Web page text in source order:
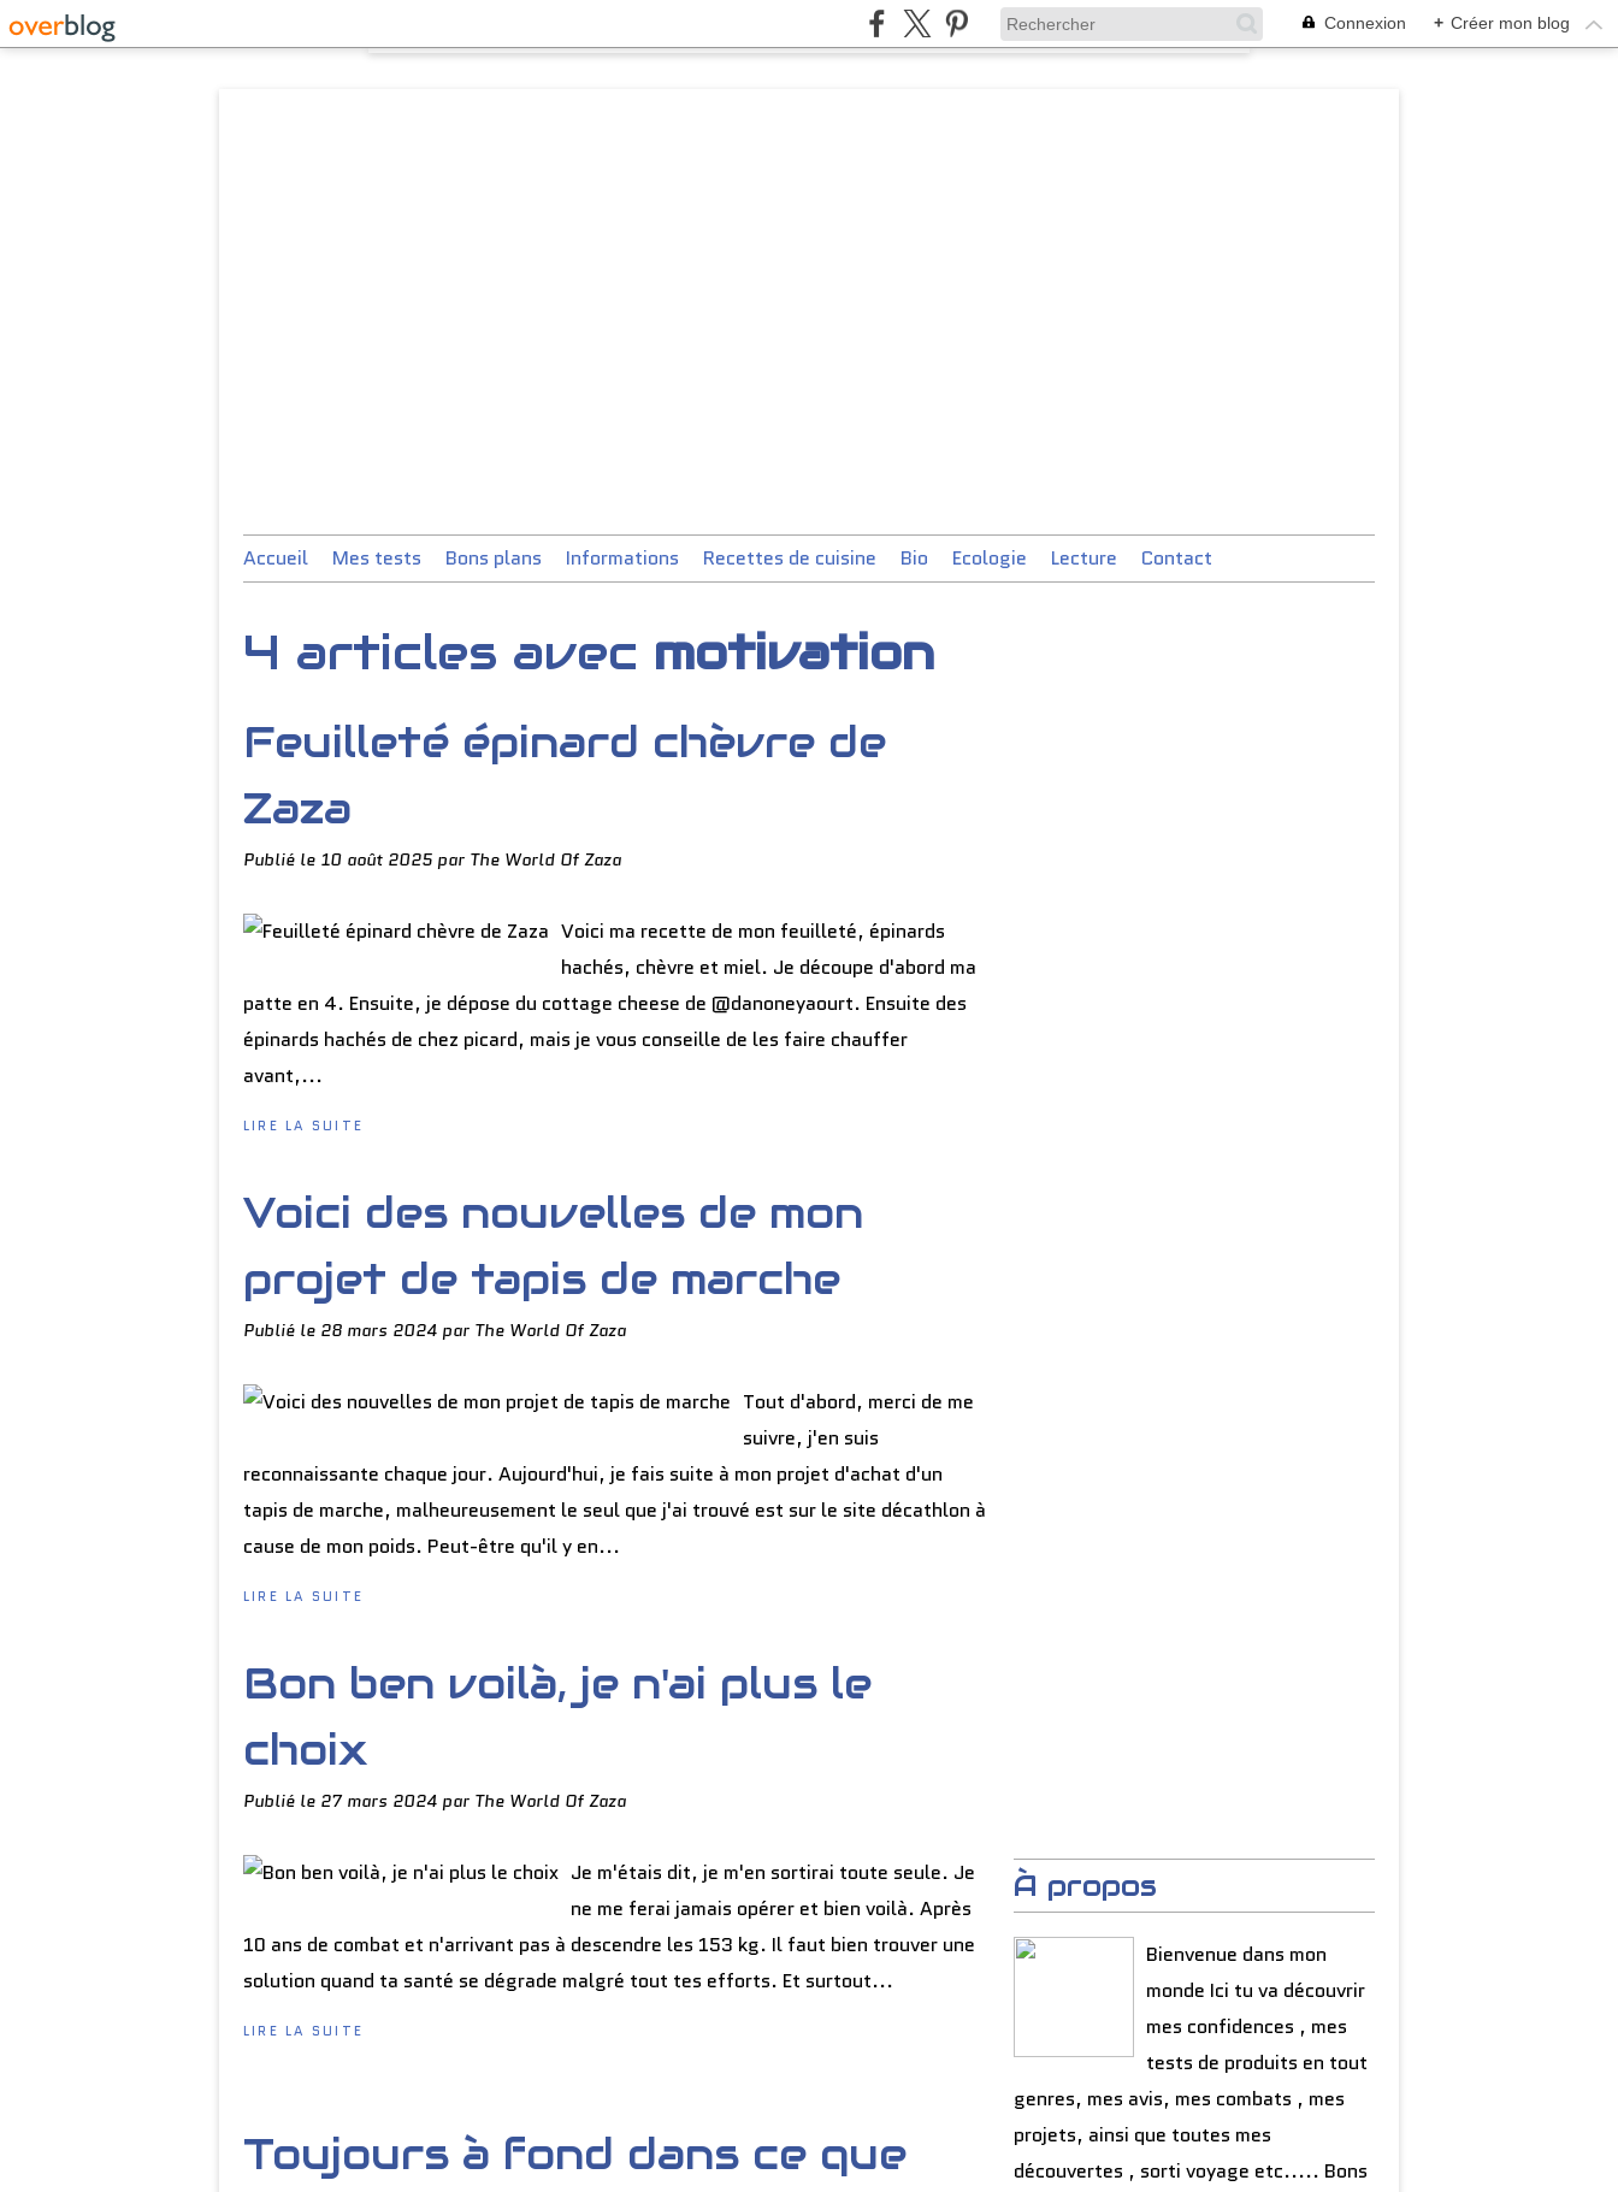
Connexion + Créer mon blog
Accueil Mes tests Bons plans Informations Recettes de cuisine Bio Ecologie Lecture Contact
4 articles avec motivation
Feuilleté épinard chèvre de
Zaza
Publié le 10 août 2025 par The World Of Zaza
Voici ma recette de mon feuilleté, épinards
hachés, chèvre et miel. Je découpe d'abord ma
patte en 4. Ensuite, je dépose du cottage cheese de @danoneyaourt. Ensuite des
épinards hachés de chez picard, mais je vous conseille de les faire chauffer
avant,...
LIRE LA SUITE
Voici des nouvelles de mon
projet de tapis de marche
Publié le 28 mars 2024 par The World Of Zaza
Tout d'abord, merci de me
suivre, j'en suis
reconnaissante chaque jour. Aujourd'hui, je fais suite à mon projet d'achat d'un
tapis de marche, malheureusement le seul que j'ai trouvé est sur le site décathlon à
cause de mon poids. Peut-être qu'il y en...
LIRE LA SUITE
Bon ben voilà, je n'ai plus le
choix
Publié le 27 mars 2024 par The World Of Zaza
Je m'étais dit, je m'en sortirai toute seule. Je
ne me ferai jamais opérer et bien voilà. Après
10 ans de combat et n'arrivant pas à descendre les 153 kg. Il faut bien trouver une
solution quand ta santé se dégrade malgré tout tes efforts. Et surtout...
LIRE LA SUITE
Toujours à fond dans ce que
À propos
Bienvenue dans mon
monde Ici tu va découvrir
mes confidences , mes
tests de produits en tout
genres, mes avis, mes combats , mes
projets, ainsi que toutes mes
découvertes , sorti voyage etc..... Bons